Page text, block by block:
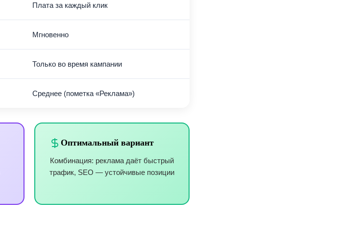
Плата за каждый клик
Мгновенно
Только во время кампании
Среднее (пометка «Реклама»)
Оптимальный вариант
Комбинация: реклама даёт быстрый
трафик, SEO — устойчивые позиции